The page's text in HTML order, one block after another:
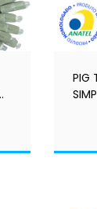
PIG